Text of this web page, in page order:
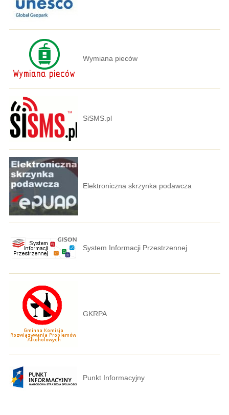
Wymiana pieców
SiSMS.pl
Elektroniczna skrzynka podawcza
System Informacji Przestrzennej
GKRPA
Punkt Informacyjny